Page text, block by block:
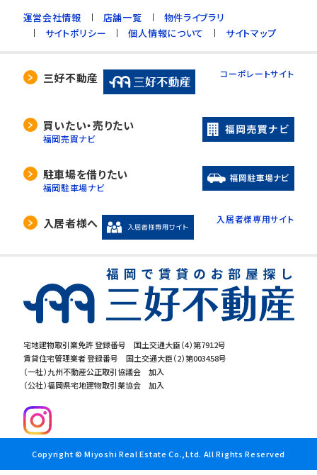
宅地建物取引業免許 登録番号 国土交通大臣（4）第7912号
賃貸住宅管理業者 登録番号 国土交通大臣（2）第003458号
（一社）九州不動産公正取引協議会 加入
（公社）福岡県宅地建物取引業協会 加入
運営会社情報 店舗一覧
物件ライブラリ
サイトポリシー
個人情報について サイトマップ
三好不動産 コーポレートサイト
買いたい・売りたい
福岡売買ナビ
駐車場を借りたい
福岡駐車場ナビ
入居者様へ 入居者様専用サイト
Copyright © Miyoshi Real Estate Co.,Ltd. All Rights Reserved